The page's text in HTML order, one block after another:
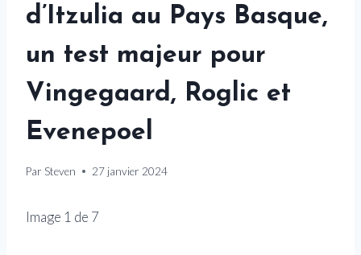
d’Itzulia au Pays Basque,
un test majeur pour
Vingegaard, Roglic et
Evenepoel
Par Steven 27 janvier 2024
Image 1 de 7